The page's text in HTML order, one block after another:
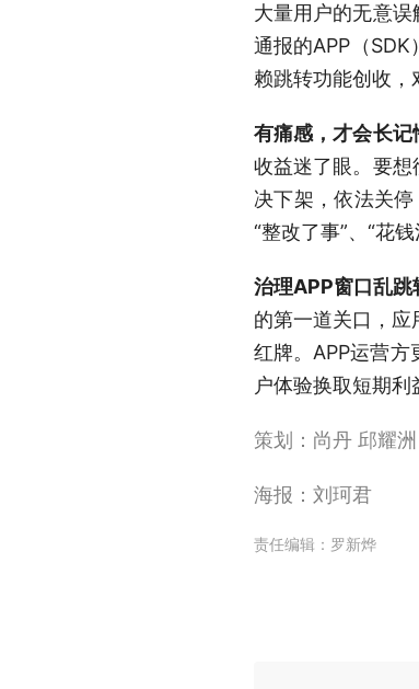
大量用户的无意误
通报的APP（SDK
赖跳转功能创收，
有痛感，才会长记
收益迷了眼。要想
决下架，依法关
“整改了事”、“花
治理APP窗口乱
的第一道关口，
红牌。APP运营方
户体验换取短期利
策划：尚丹 邱耀
海报：刘珂君
责任编辑： 罗新烨